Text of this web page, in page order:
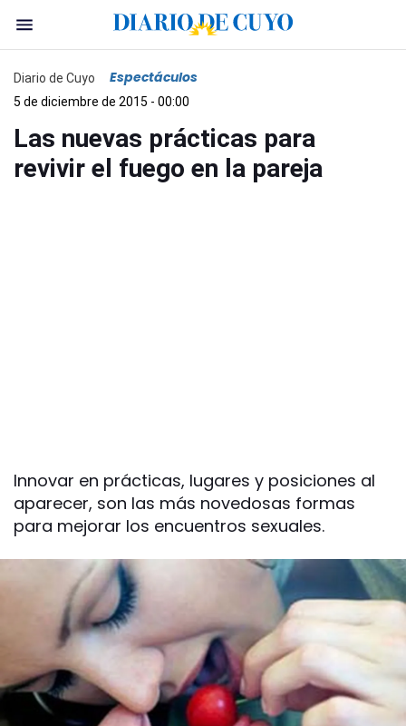
Diario de Cuyo Espectáculos
5 de diciembre de 2015 - 00:00
Las nuevas prácticas para
revivir el fuego en la pareja
Innovar en prácticas, lugares y posiciones al
aparecer, son las más novedosas formas
para mejorar los encuentros sexuales.